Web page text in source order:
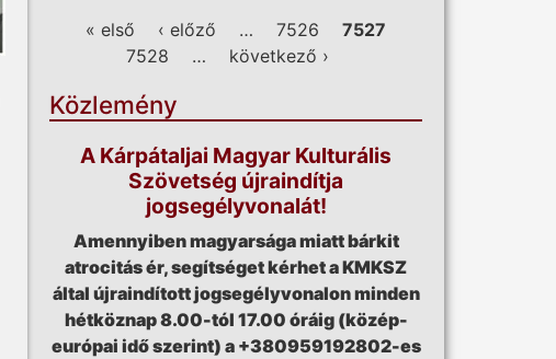
Oldalak
« első ‹ előző … 7526
7527
7528
… következő ›
Közlemény
A Kárpátaljai Magyar Kulturális
Szövetség újraindítja
jogsegélyvonalát!
Amennyiben magyarsága miatt bárkit
atrocitás ér, segítséget kérhet a KMKSZ
által újraindított jogsegélyvonalon minden
hétköznap 8.00-tól 17.00 óráig (közép-
európai idő szerint) a +380959192802-es